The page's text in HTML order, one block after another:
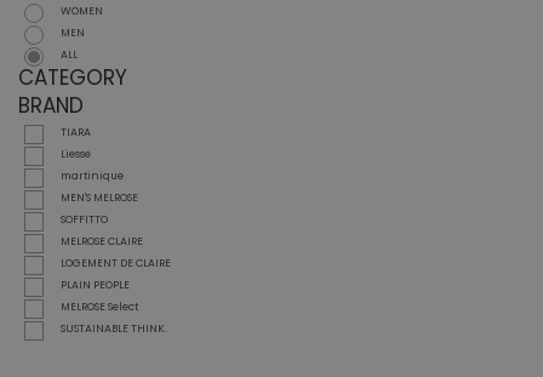
WOMEN
MEN
ALL
CATEGORY
BRAND
TIARA
Liesse
martinique
MEN'S MELROSE
SOFFITTO
MELROSE CLAIRE
LOGEMENT DE CLAIRE
PLAIN PEOPLE
MELROSE Select
SUSTAINABLE THINK.